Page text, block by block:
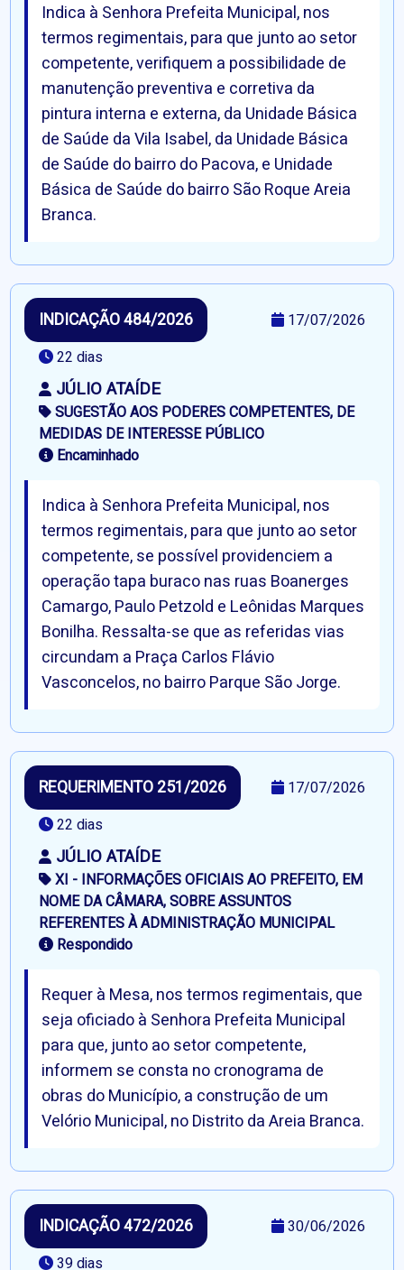
Indica à Senhora Prefeita Municipal, nos
termos regimentais, para que junto ao setor
competente, verifiquem a possibilidade de
manutenção preventiva e corretiva da
pintura interna e externa, da Unidade Básica
de Saúde da Vila Isabel, da Unidade Básica
de Saúde do bairro do Pacova, e Unidade
Básica de Saúde do bairro São Roque Areia
Branca.
INDICAÇÃO 484/2026
17/07/2026
22 dias
JÚLIO ATAÍDE
SUGESTÃO AOS PODERES COMPETENTES, DE
MEDIDAS DE INTERESSE PÚBLICO
Encaminhado
Indica à Senhora Prefeita Municipal, nos
termos regimentais, para que junto ao setor
competente, se possível providenciem a
operação tapa buraco nas ruas Boanerges
Camargo, Paulo Petzold e Leônidas Marques
Bonilha. Ressalta-se que as referidas vias
circundam a Praça Carlos Flávio
Vasconcelos, no bairro Parque São Jorge.
REQUERIMENTO 251/2026
17/07/2026
22 dias
JÚLIO ATAÍDE
XI - INFORMAÇÕES OFICIAIS AO PREFEITO, EM
NOME DA CÂMARA, SOBRE ASSUNTOS
REFERENTES À ADMINISTRAÇÃO MUNICIPAL
Respondido
Requer à Mesa, nos termos regimentais, que
seja oficiado à Senhora Prefeita Municipal
para que, junto ao setor competente,
informem se consta no cronograma de
obras do Município, a construção de um
Velório Municipal, no Distrito da Areia Branca.
INDICAÇÃO 472/2026
30/06/2026
39 dias